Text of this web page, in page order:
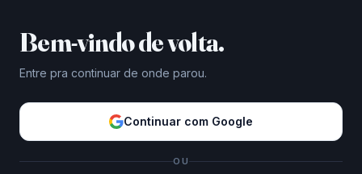
Bem-vindo de volta.
Entre pra continuar de onde parou.
Continuar com Google
OU